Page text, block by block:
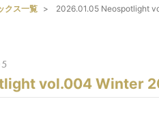
クス一覧 2026.01.05 Neospotlight
vol.004 Winter